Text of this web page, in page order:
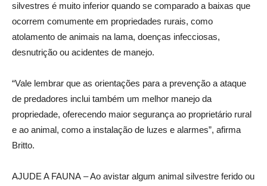
silvestres é muito inferior quando se comparado a baixas que
ocorrem comumente em propriedades rurais, como
atolamento de animais na lama, doenças infecciosas,
desnutrição ou acidentes de manejo.
“Vale lembrar que as orientações para a prevenção a ataque
de predadores inclui também um melhor manejo da
propriedade, oferecendo maior segurança ao proprietário rural
e ao animal, como a instalação de luzes e alarmes”, afirma
Britto.
AJUDE A FAUNA – Ao avistar algum animal silvestre ferido ou